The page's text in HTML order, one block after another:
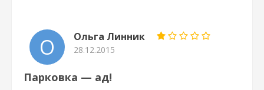
О Ольга Линник
28.12.2015
Парковка — ад!